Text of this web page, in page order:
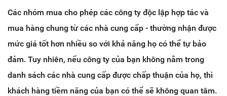
Các nhóm mua cho phép các công ty độc lập hợp tác và
mua hàng chung từ các nhà cung cấp - thường nhận được
mức giá tốt hơn nhiều so với khả năng họ có thể tự bảo
đảm. Tuy nhiên, nếu công ty của bạn không nằm trong
danh sách các nhà cung cấp được chấp thuận của họ, thì
khách hàng tiềm năng của bạn có thể sẽ không quan tâm.